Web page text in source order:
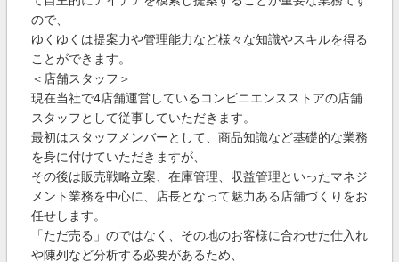
ので、
ゆくゆくは提案力や管理能力など様々な知識やスキルを得る
ことができます。
＜店舗スタッフ＞
現在当社で4店舗運営しているコンビニエンスストアの店舗
スタッフとして従事していただきます。
最初はスタッフメンバーとして、商品知識など基礎的な業務
を身に付けていただきますが、
その後は販売戦略立案、在庫管理、収益管理といったマネジ
メント業務を中心に、店長となって魅力ある店舗づくりをお
任せします。
「ただ売る」のではなく、その地のお客様に合わせた仕入れ
や陳列など分析する必要があるため、